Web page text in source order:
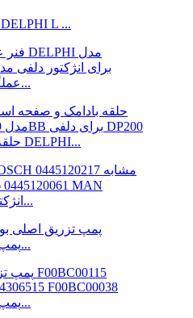
نازل ریلی مشترک DELPHI L ...
عملگر نو و اصلی دلفی...
حلقه بادامک نو و اصلی DELPHI...
انژکتور اصلی بوش 044...
پمپ تزریق اصلی بوش...
پمپ تزریق اصلی بوش...